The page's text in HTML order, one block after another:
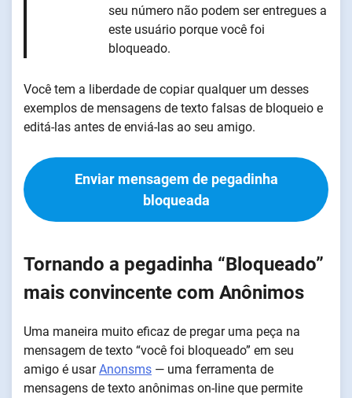
seu número não podem ser entregues a
este usuário porque você foi
bloqueado.
Você tem a liberdade de copiar qualquer um desses
exemplos de mensagens de texto falsas de bloqueio e
editá-las antes de enviá-las ao seu amigo.
Enviar mensagem de pegadinha
bloqueada
Tornando a pegadinha “Bloqueado”
mais convincente com Anônimos
Uma maneira muito eficaz de pregar uma peça na
mensagem de texto “você foi bloqueado” em seu
amigo é usarAnonsms — uma ferramenta de
mensagens de texto anônimas on-line que permite